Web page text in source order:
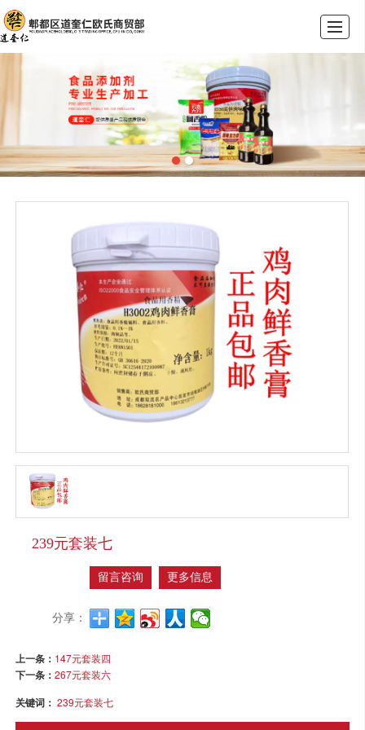
公司介绍 产品展示 新闻动态 联系我们
239元套装七
留言咨询 更多信息
分享：
上一条： 147元套装四
下一条：267元套装六
关键词：239元套装七